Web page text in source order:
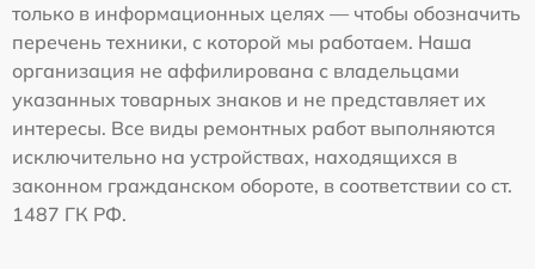
только в информационных целях — чтобы обозначить
перечень техники, с которой мы работаем. Наша
организация не аффилирована с владельцами
указанных товарных знаков и не представляет их
интересы. Все виды ремонтных работ выполняются
исключительно на устройствах, находящихся в
законном гражданском обороте, в соответствии со ст.
1487 ГК РФ.